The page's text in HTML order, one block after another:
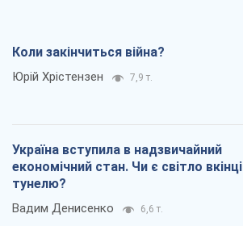
Коли закінчиться війна?
Юрій Хрістензен 7,9 т.
Україна вступила в надзвичайний
економічний стан. Чи є світло вкінці
тунелю?
Вадим Денисенко 6,6 т.